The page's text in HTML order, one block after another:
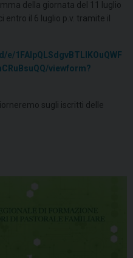
della giornata del 11 luglio
entro il 6 luglio p.v. tramite il
1FAIpQLSdgvBTLlKOuQWF
viewform?
sugli iscritti delle